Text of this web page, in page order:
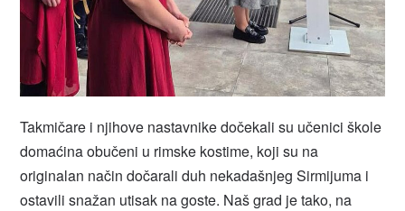
Takmičare i njihove nastavnike dočekali su učenici škole
domaćina obučeni u rimske kostime, koji su na
originalan način dočarali duh nekadašnjeg Sirmijuma i
ostavili snažan utisak na goste. Naš grad je tako, na